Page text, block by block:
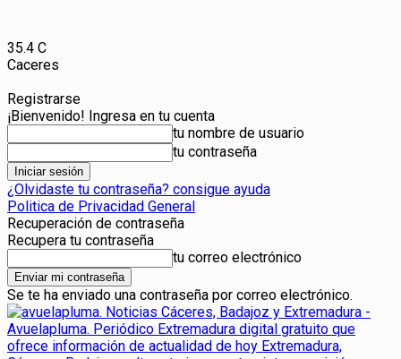
35.4 C
Caceres
Registrarse
¡Bienvenido! Ingresa en tu cuenta
tu nombre de usuario
tu contraseña
¿Olvidaste tu contraseña? consigue ayuda
Politica de Privacidad General
Recuperación de contraseña
Recupera tu contraseña
tu correo electrónico
Se te ha enviado una contraseña por correo electrónico.